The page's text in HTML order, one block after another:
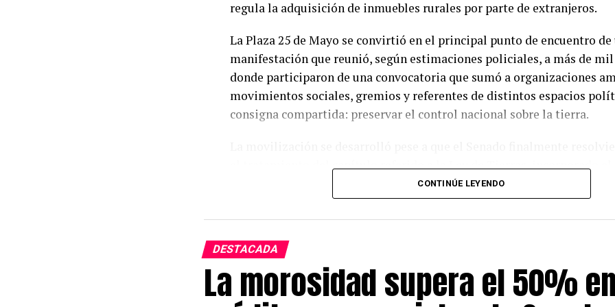
regula la adquisición de inmuebles rurales por parte de extranjeros.
La Plaza 25 de Mayo se convirtió en el principal punto de encuentro de
manifestación que reunió, según estimaciones policiales, a más de mil
donde participaron de una convocatoria que sumó a organizaciones
movimientos sociales, gremios y referentes de distintos espacios
consigna compartida: preservar el control nacional sobre la tierra.
el tratamiento del capítulo referido a la Ley de Tierras, incorporado al
Inviolabilidad de la Propiedad Privada. Lejos de desactivar la
decisión legislativa reforzó entre los asistentes la idea de mantener la
pública mientras la iniciativa continuara abierta a discusión
Banderas argentinas, carteles y consignas atravesaron toda la jornada.
se vende, no se quema, no se desaloja», podía leerse en una de las
sintetizaban el espíritu de la protesta, centrada en la defensa del
CONTINÚE LEYENDO
DESTACADA
La morosidad supera el 50%